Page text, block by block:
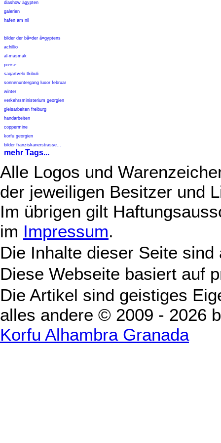
diashow ägypten
galerien
hafen am nil
bilder der bã¤der ã¤gyptens
achillio
al-masmak
preise
saqartvelo tkibuli
sonnenuntergang luxor februar
winter
verkehrsministerium georgien
gleisarbeiten freiburg
handarbeiten
coppermine
korfu georgien
bilder franziskanerstrasse...
mehr Tags...
Alle Logos und
der jeweiligen Besitzer und
Im übrigen gilt
im Impressum.
Die Inhalte dieser Seite
Diese Webseite basiert auf
Die Artikel sind geistiges
alles andere © 2009 - 2026
Korfu Alhambra Granada